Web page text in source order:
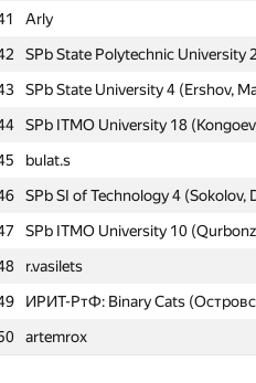
Arly
SPb State Polytechnic University
SPb State University 4 (Ershov,
SPb ITMO University 18
bulat.s
SPb SI of Technology 4 (Sokolov,
SPb ITMO University 10
r.vasilets
ИРИТ-РтФ: Binary Cats
artemrox
ИМКН: heroin (Малышкина,
Bistrigova_Anastasiya
ИМКН: Oxygen (Пляшкун,
Buratino (Te4NIK1, helgui)
УрГПУ, УрГУПС: USPU (Быков,
SPb State Polytechnic University
ArtStankevich
Ruslan-Isaev-32
MEPhI Cupcakes
asimetric